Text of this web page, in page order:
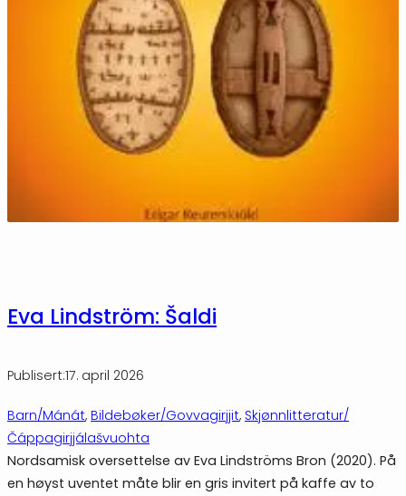
Eva Lindström: Šaldi
Publisert:17. april 2026
Barn/Mánát, Bildebøker/Govvagirjjit, Skjønnlitteratur/
Čáppagirjjálašvuohta
Nordsamisk oversettelse av Eva Lindströms Bron (2020). På
en høyst uventet måte blir en gris invitert på kaffe av to